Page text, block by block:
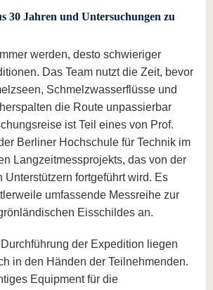
30 Jahren und Untersuchungen zu
werden, desto schwieriger
Das Team nutzt die Zeit, bevor
Schmelzwasserflüsse und
die Route unpassierbar
ist Teil eines von Prof.
Berliner Hochschule für Technik im
Langzeitmessprojekts, das von der
Unterstützern fortgeführt wird. Es
umfassende Messreihe zur
Eisschildes an.
der Expedition liegen
in den Händen der Teilnehmenden.
Equipment für die